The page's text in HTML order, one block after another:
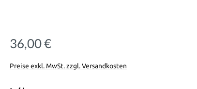
Regulärer Preis:
36,00 €
Preise exkl. MwSt. zzgl. Versandkosten